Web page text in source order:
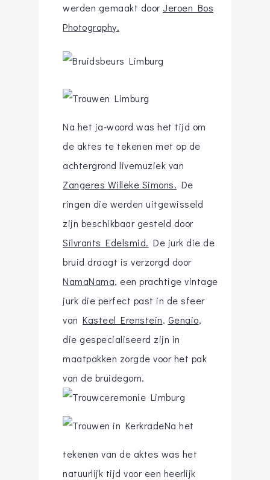
werden gemaakt door Jeroen Bos
Photography.
Na het ja-woord was het tijd om
de aktes te tekenen met op de
achtergrond livemuziek van
Zangeres Willeke Simons. De
ringen die werden uitgewisseld
zijn beschikbaar gesteld door
Silvrants Edelsmid. De jurk die de
bruid draagt is verzorgd door
NamaNama, een prachtige vintage
jurk die perfect past in de sfeer
van Kasteel Erenstein. Genaio,
die gespecialiseerd zijn in
maatpakken zorgde voor het pak
van de bruidegom.
Na het
tekenen van de aktes was het
natuurlijk tijd voor een heerlijk